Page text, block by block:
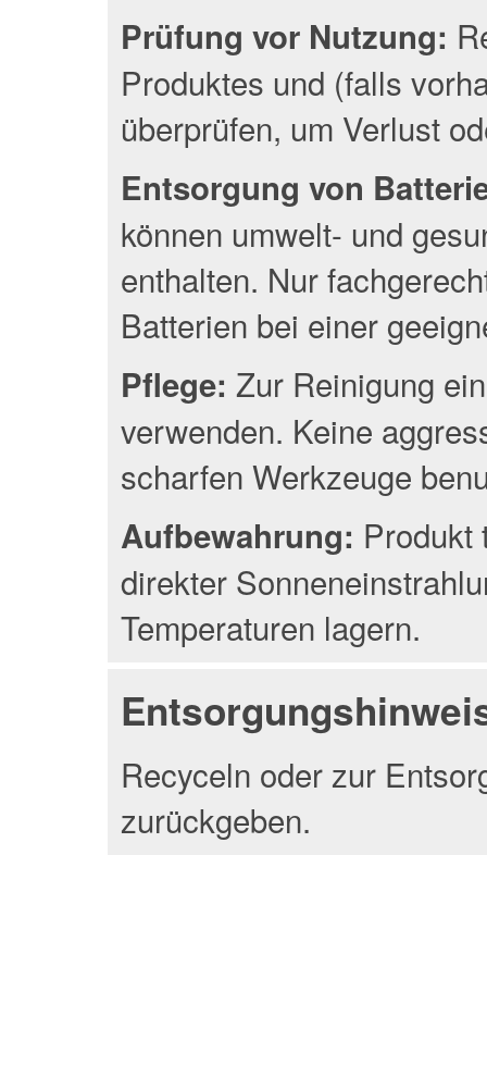
Prüfung vor Nutzung:
Produktes und (falls
überprüfen, um Verlust
Entsorgung von
können umwelt- und
enthalten. Nur
Batterien bei einer
Pflege: Zur Reinigung
verwenden. Keine
scharfen Werkzeuge
Aufbewahrung: Produkt
direkter
Temperaturen lagern.
Recyceln oder zur
zurückgeben.